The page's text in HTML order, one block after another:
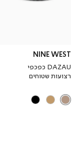
NINE WEST
DAZAU כפכפי
רצועות שטוחים